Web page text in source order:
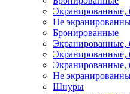
Экранированные,
Не
Бронированные
Экранированные,
Экранированные,
Экранированные,
Не
Шнуры